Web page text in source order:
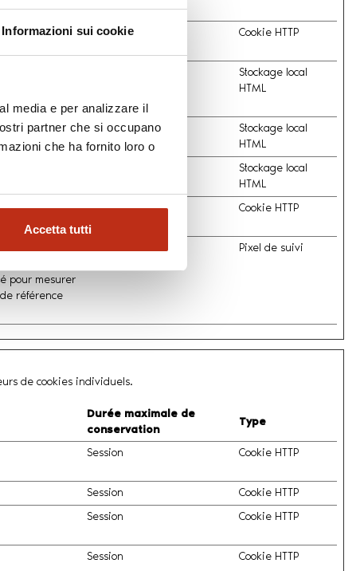
Informazioni sui cookie
media e per analizzare il
partner che si occupano
che ha fornito loro o
Accetta tutti
de la
3 mois Cookie HTTP
Stockage local
HTML
sa
Persistant
Stockage local
HTML
sa
Stockage local
HTML
6 mois Cookie HTTP
ou des
pour mesurer
référence
Pixel de suivi
de cookies individuels.
Durée maximale de
conservation
Type
Session Cookie HTTP
Session
Cookie HTTP
Session Cookie HTTP
Session Cookie HTTP